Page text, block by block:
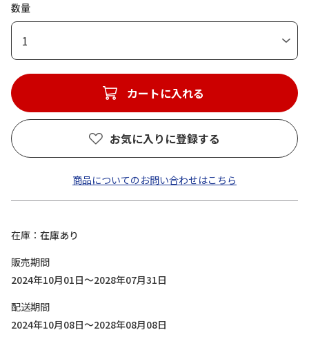
数量
1
カートに入れる
お気に入りに登録する
商品についてのお問い合わせはこちら
在庫
在庫あり
販売期間
2024年10月01日～2028年07月31日
配送期間
2024年10月08日～2028年08月08日